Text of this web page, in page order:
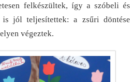
felkészültek, így a szóbeli és
is jól teljesítettek: a zsűri döntése
végeztek.